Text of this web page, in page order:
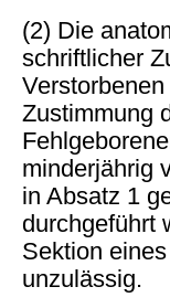
(2) Die
schriftlicher
Zustimmung
minderjährig
in Absatz 1
durchgeführt
Sektion
unzulässig.